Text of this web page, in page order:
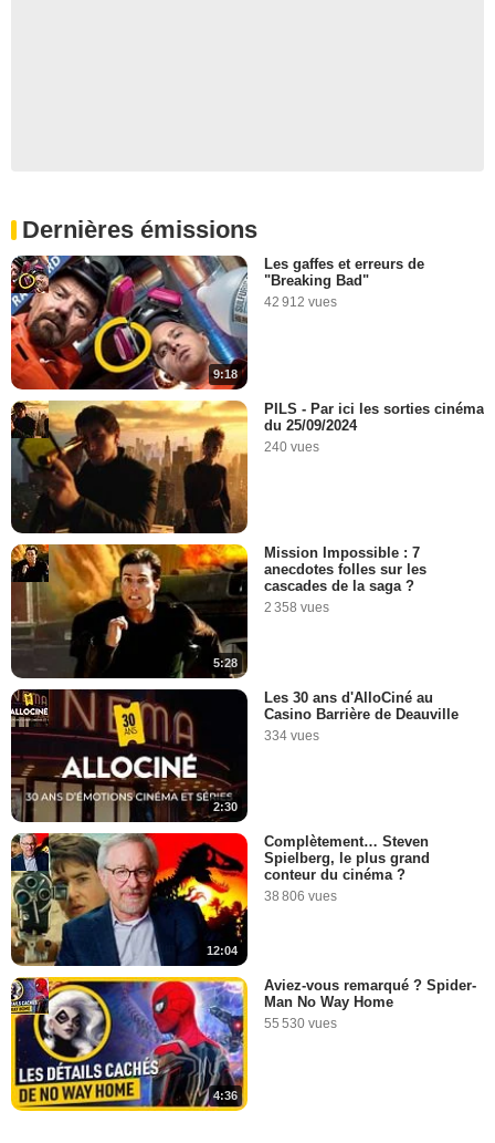
Dernières émissions
9:18
Les gaffes et erreurs de
"Breaking Bad"
42 912 vues
PILS - Par ici les sorties cinéma
du 25/09/2024
240 vues
5:28
Mission Impossible : 7
anecdotes folles sur les
cascades de la saga ?
2 358 vues
2:30
Les 30 ans d'AlloCiné au
Casino Barrière de Deauville
334 vues
12:04
Complètement… Steven
Spielberg, le plus grand
conteur du cinéma ?
38 806 vues
4:36
Aviez-vous remarqué ? Spider-
Man No Way Home
55 530 vues